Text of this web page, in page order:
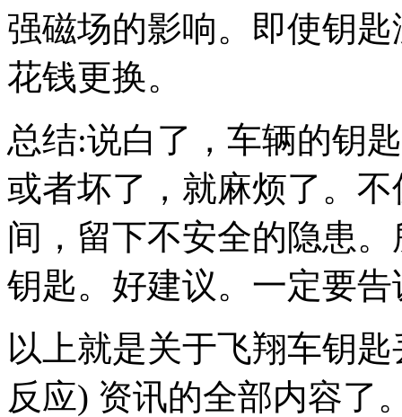
强磁场的影响。即使钥
花钱更换。
总结:说白了，车辆的钥
或者坏了，就麻烦了。
间，留下不安全的隐患
钥匙。好建议。一定要
以上就是关于飞翔车钥
反应) 资讯的全部内容了